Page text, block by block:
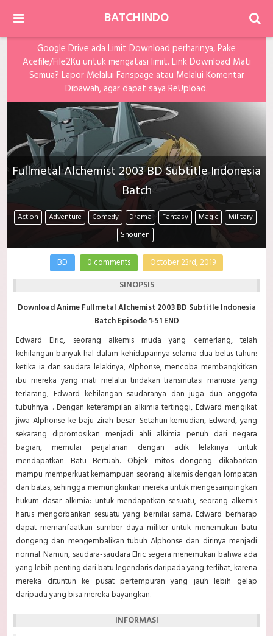
BATCHINDO
Google Drive ada Limit Download perharinya, Pake
Acefile/File2Ku untuk mengatasi limit. Link Download Mati
Semua? Lapor Melalui Fanspage atau Melalui Komentar
Dibawah, agar dapat saya ReUpload.
Fullmetal Alchemist 2003 BD Subtitle Indonesia
Batch
Action Adventure Comedy Drama Fantasy Magic
Military
Shounen
BD 0 comments October 23rd, 2019
SINOPSIS
Download Anime Fullmetal Alchemist 2003 BD Subtitle Indonesia
Batch Episode 1-51 END
Edward Elric, seorang alkemis muda yang cemerlang, telah
kehilangan banyak hal dalam kehidupannya selama dua belas tahun:
ketika ia dan saudara lelakinya, Alphonse, mencoba membangkitkan
ibu mereka yang mati melalui tindakan transmutasi manusia yang
terlarang, Edward kehilangan saudaranya dan juga dua anggota
tubuhnya. . Dengan keterampilan alkimia tertinggi, Edward mengikat
jiwa Alphonse ke baju zirah besar. Setahun kemudian, Edward, yang
sekarang dipromosikan menjadi ahli alkimia penuh dari negara
bagian, memulai perjalanan dengan adik lelakinya untuk
mendapatkan Batu Bertuah. Objek mitos dongeng dikabarkan
mampu memperkuat kemampuan seorang alkemis dengan lompatan
dan batas, sehingga memungkinkan mereka untuk mengesampingkan
hukum dasar alkimia: untuk mendapatkan sesuatu, seorang alkemis
harus mengorbankan sesuatu yang bernilai sama. Edward berharap
dapat memanfaatkan sumber daya militer untuk menemukan batu
dongeng dan mengembalikan tubuh Alphonse dan dirinya menjadi
normal. Namun, saudara-saudara Elric segera menemukan bahwa ada
yang lebih penting dari batu legendaris daripada yang terlihat, karena
mereka dituntun ke pusat pertempuran yang jauh lebih gelap
daripada yang bisa mereka bayangkan.
INFORMASI